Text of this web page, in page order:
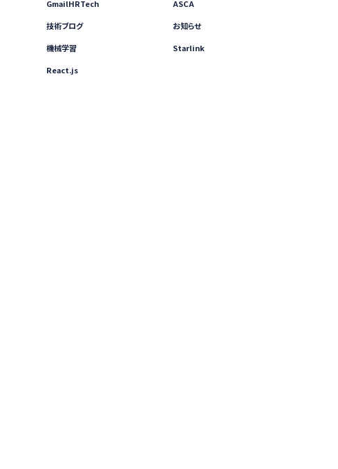
GmailHRTech
ASCA
技術ブログ
お知らせ
機械学習
Starlink
React.js